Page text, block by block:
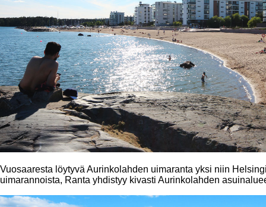
Vuosaaresta löytyvä Aurinkolahden uimaranta yksi niin
uimarannoista, Ranta yhdistyy kivasti Aurinkolahden